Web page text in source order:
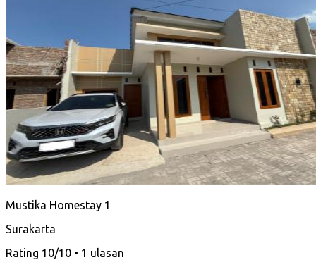
Mustika Homestay 1
Surakarta
Rating 10/10 • 1 ulasan